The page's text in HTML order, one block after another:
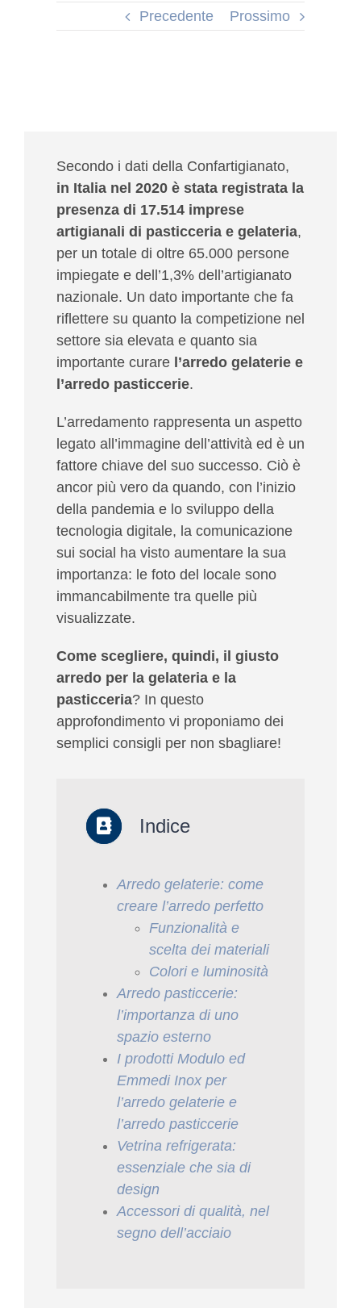
Precedente Prossimo
Secondo i dati della Confartigianato,
in Italia nel 2020 è stata registrata la
presenza di 17.514 imprese
artigianali di pasticceria e gelateria,
per un totale di oltre 65.000 persone
impiegate e dell’1,3% dell’artigianato
nazionale. Un dato importante che fa
riflettere su quanto la competizione nel
settore sia elevata e quanto sia
importante curarel’arredo gelaterie e
l’arredo pasticcerie.
L’arredamento rappresenta un aspetto
legato all’immagine dell’attività ed è un
fattore chiave del suo successo. Ciò è
ancor più vero da quando, con l’inizio
della pandemia e lo sviluppo della
tecnologia digitale, la comunicazione
sui social ha visto aumentare la sua
importanza: le foto del locale sono
immancabilmente tra quelle più
visualizzate.
Come scegliere, quindi, il giusto
arredo per la gelateria e la
pasticceria? In questo
approfondimento vi proponiamo dei
semplici consigli per non sbagliare!
Indice
Arredo gelaterie: come
creare l’arredo perfetto
Funzionalità e
scelta dei materiali
Colori e luminosità
Arredo pasticcerie:
l’importanza di uno
spazio esterno
I prodotti Modulo ed
Emmedi Inox per
l’arredo gelaterie e
l’arredo pasticcerie
Vetrina refrigerata:
essenziale che sia di
design
Accessori di qualità, nel
segno dell’acciaio